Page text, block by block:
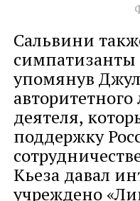
Сальвини
упомянув
деятеля,
поддержку
Кьеза давал
учреждено